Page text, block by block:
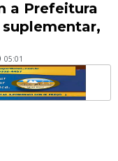
a Prefeitura
05:01